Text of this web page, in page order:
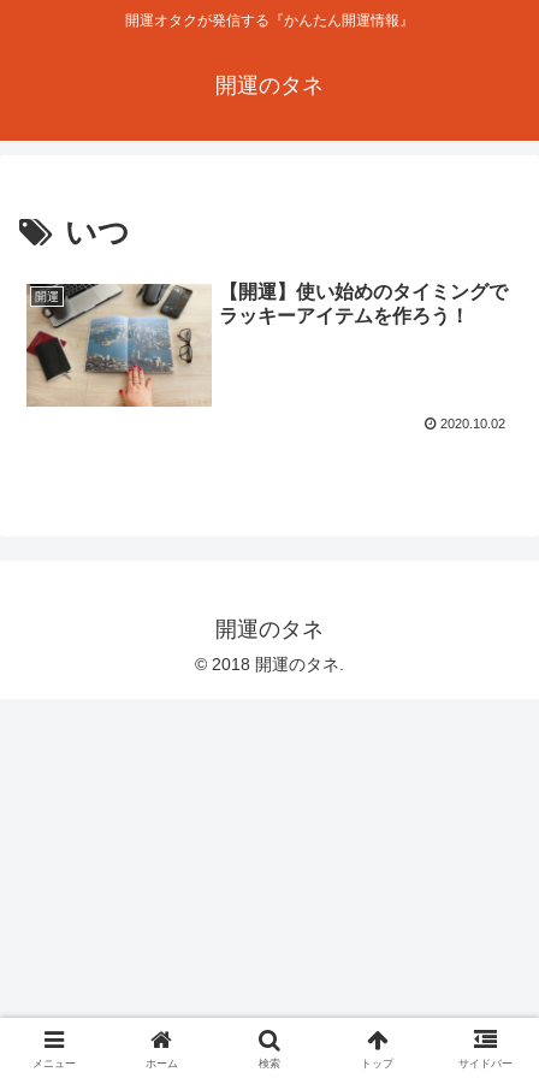
開運オタクが発信する『かんたん開運情報』
開運のタネ
いつ
開運
【開運】使い始めのタイミングで
ラッキーアイテムを作ろう！
2020.10.02
開運のタネ
© 2018 開運のタネ.
メニュー ホーム 検索 トップ サイドバー